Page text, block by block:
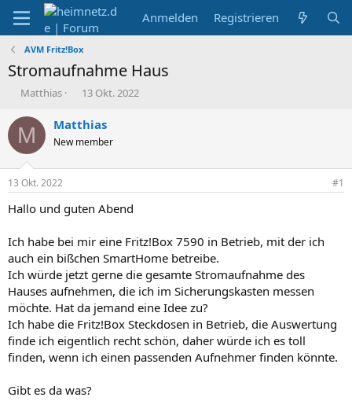
Anmelden Registrieren
AVM Fritz!Box
Stromaufnahme Haus
E
s
t
e
r
Matthias
E
s
e
t
a
13 Okt. 2022
M Matthias
New member
13 Okt. 2022 #1
Hallo und guten Abend
Ich habe bei mir eine Fritz!Box 7590 in Betrieb, mit der ich
auch ein bißchen SmartHome betreibe.
Ich würde jetzt gerne die gesamte Stromaufnahme des
Hauses aufnehmen, die ich im Sicherungskasten messen
möchte. Hat da jemand eine Idee zu?
Ich habe die Fritz!Box Steckdosen in Betrieb, die Auswertung
finde ich eigentlich recht schön, daher würde ich es toll
finden, wenn ich einen passenden Aufnehmer finden könnte.
Gibt es da was?